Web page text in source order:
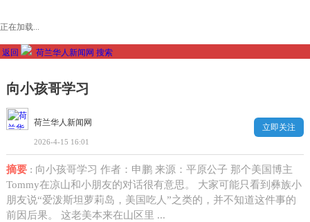
正在加载...
返回 荷兰华人新闻网 搜索
向小孩哥学习
荷兰华人新闻网
2026-4-15 16:01
立即关注
摘要: 向小孩哥学习 作者：申鹏 来源：平原公子 那个美国博主
Tommy在凉山和小朋友的对话很有意思。 大家可能只看到彝族小
朋友说“爱泼斯坦萝莉岛，美国吃人”之类的，并不知道这件事的
前因后果。 这老美本来在山区里 ...